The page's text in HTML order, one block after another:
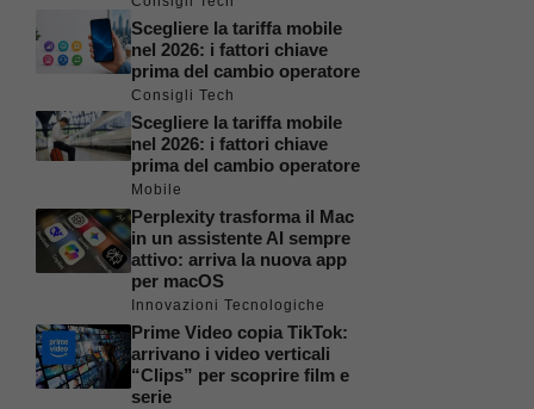
Scegliere la tariffa mobile
nel 2026: i fattori chiave
prima del cambio operatore
Consigli Tech
Scegliere la tariffa mobile
nel 2026: i fattori chiave
prima del cambio operatore
Mobile
Perplexity trasforma il Mac
in un assistente AI sempre
attivo: arriva la nuova app
per macOS
Innovazioni Tecnologiche
Prime Video copia TikTok:
arrivano i video verticali
“Clips” per scoprire film e
serie